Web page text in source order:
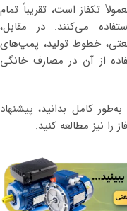
تکفاز است، تقریباً تمام
می‌کنند. در مقابل،
خطوط تولید، پمپ‌های
از آن در مصارف خانگی
کامل بدانید، پیشنهاد
را نیز مطالعه کنید.